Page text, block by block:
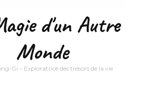
d'un Autre
Monde
Gi – Exploratrice des trésors de la vie